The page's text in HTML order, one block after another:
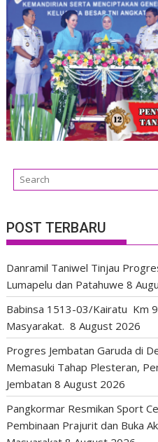
POST TERBARU
Danramil Taniwel Tinjau
Lumapelu dan Patahuwe 8
Babinsa 1513-03/Kairatu Km
Masyarakat. 8 August 2026
Progres Jembatan Garuda di
Memasuki Tahap Plesteran,
Jembatan 8 August 2026
Pangkormar Resmikan Sport
Pembinaan Prajurit dan Buka